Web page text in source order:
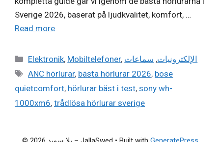
Sverige 2026, baserat på ljudkvalitet, komfort, …
Read more
Categories
Elektronik, Mobiltelefoner, الإلكترونيات, سماعات
Tags
ANC hörlurar, bästa hörlurar 2026, bose
quietcomfort, hörlurar bäst i test, sony wh-
1000xm6, trådlösa hörlurar sverige